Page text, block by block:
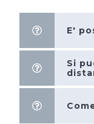
E'
Si